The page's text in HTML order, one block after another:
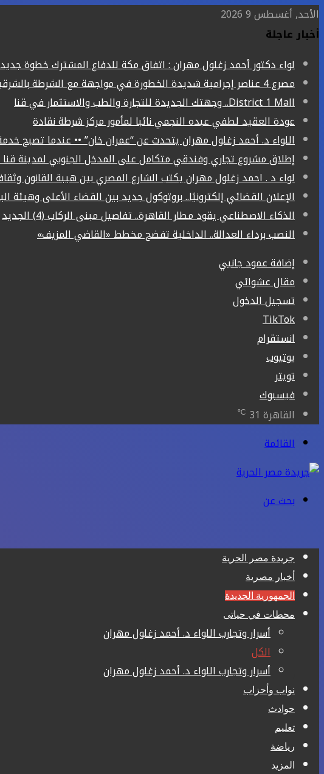
الأحد, أغسطس 9 2026
أخبار عاجلة
لواء دكتور أحمد زغلول مهران : اتفاق مكة للدفاع المشترك خطوة
مصرع 4 عناصر إجرامية شديدة الخطورة في مواجهة مع الشرطة بالشرقية
District 1 Mall.. وجهتك الجديدة للتجارة والطب والاستثمار في قنا
عودة العقيد لطفي عبده النجمي نائبا لمأمور مركز شرطة نقادة
اللواء د. أحمد زغلول مهران يتحدث عن “عمران خان” •• عندما تصبح
إطلاق مشروع تجاري وفندقي متكامل على المدخل الجنوبي لمدينة قنا
لواء د . احمد زغلول مهران يكتب الشارع المصري بين هيبة القانون
الإعلان القضائي إلكترونيًا.. بروتوكول جديد بين القضاء الأعلى وهيئة
الذكاء الاصطناعي يقود مطار القاهرة.. تفاصيل مبنى الركاب (4) الجديد
النصب برداء العدالة.. الداخلية تفضح مخطط «القاضي المزيف»
إضافة عمود جانبي
مقال عشوائي
تسجيل الدخول
‫TikTok
انستقرام
يوتيوب
تويتر
فيسبوك
القاهرة 31
℃
القائمة
بحث عن
جريدة مصر الحرية
أخبار مصرية
الجمهورية الجديدة
محطات في حياتى
أسرار وتجارب اللواء د. أحمد زغلول مهران
الكل
أسرار وتجارب اللواء د. أحمد زغلول مهران
نواب وأحزاب
حوادث
تعليم
رياضة
المزيد